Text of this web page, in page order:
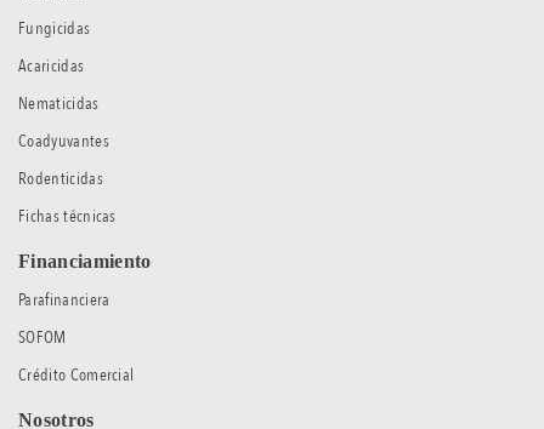
Fungicidas
Acaricidas
Nematicidas
Coadyuvantes
Rodenticidas
Fichas técnicas
Financiamiento
Parafinanciera
SOFOM
Crédito Comercial
Nosotros